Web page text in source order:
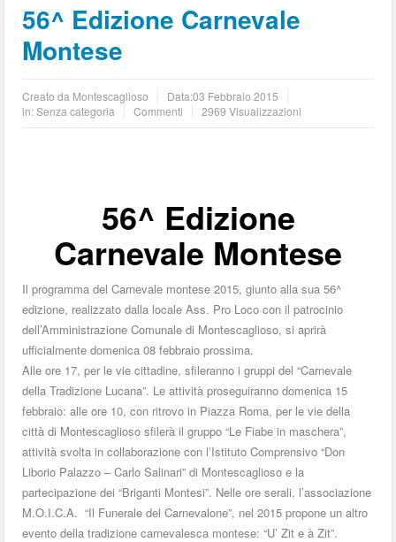
56^ Edizione Carnevale
Montese
Creato da Montescaglioso Data:03 Febbraio 2015
in: Senza categoria
Commenti 2969 Visualizzazioni
56^ Edizione
Carnevale Montese
Il programma del Carnevale montese 2015, giunto alla sua 56^
edizione, realizzato dalla locale Ass. Pro Loco con il patrocinio
dell’Amministrazione Comunale di Montescaglioso, si aprirà
ufficialmente domenica 08 febbraio prossima.
Alle ore 17, per le vie cittadine, sfileranno i gruppi del “Carnevale
della Tradizione Lucana”. Le attività proseguiranno domenica 15
febbraio: alle ore 10, con ritrovo in Piazza Roma, per le vie della
città di Montescaglioso sfilerà il gruppo “Le Fiabe in maschera”,
attività svolta in collaborazione con l’Istituto Comprensivo “Don
Liborio Palazzo – Carlo Salinari” di Montescaglioso e la
partecipazione dei “Briganti Montesi”. Nelle ore serali, l’associazione
M.O.I.C.A. “Il Funerale del Carnevalone”, nel 2015 propone un altro
evento della tradizione carnevalesca montese: “U’ Zit e à Zit”.